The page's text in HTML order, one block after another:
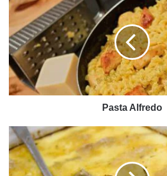
Alfredo
Pasta Alfredo
Musaka
od
piletine,
pirinča